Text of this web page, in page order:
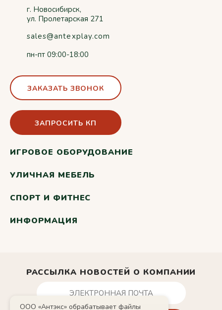
ООО «Антэкс» обрабатывает файлы
г. Новосибирск,
ул. Пролетарская 271
sales@antexplay.com
пн-пт 09:00-18:00
ЗАКАЗАТЬ ЗВОНОК
ЗАПРОСИТЬ КП
ИГРОВОЕ ОБОРУДОВАНИЕ
УЛИЧНАЯ МЕБЕЛЬ
СПОРТ И ФИТНЕС
ИНФОРМАЦИЯ
РАССЫЛКА НОВОСТЕЙ О КОМПАНИИ